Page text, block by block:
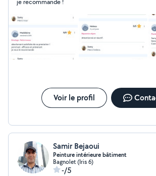
je recommande !
Voir le profil
Samir Bejaoui
Peinture intérieure bâtiment
Bagnolet (Iris 6)
-/5